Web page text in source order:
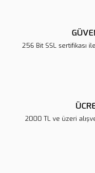
Ürün açıklamasında eksik
256 Bit SSL sertifikası
2000 TL ve üzeri